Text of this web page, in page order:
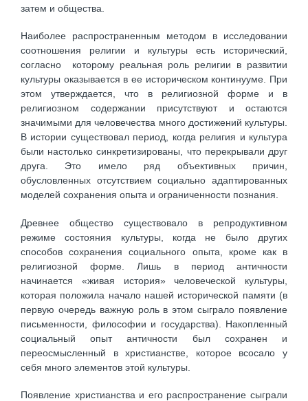
затем и общества.
Наиболее распространенным методом в исследовании
соотношения религии и культуры есть исторический,
согласно которому реальная роль религии в развитии
культуры оказывается в ее историческом континууме. При
этом утверждается, что в религиозной форме и в
религиозном содержании присутствуют и остаются
значимыми для человечества много достижений культуры.
В истории существовал период, когда религия и культура
были настолько синкретизированы, что перекрывали друг
друга. Это имело ряд объективных причин,
обусловленных отсутствием социально адаптированных
моделей сохранения опыта и ограниченности познания.
Древнее общество существовало в репродуктивном
режиме состояния культуры, когда не было других
способов сохранения социального опыта, кроме как в
религиозной форме. Лишь в период античности
начинается «живая история» человеческой культуры,
которая положила начало нашей исторической памяти (в
первую очередь важную роль в этом сыграло появление
письменности, философии и государства). Накопленный
социальный опыт античности был сохранен и
переосмысленный в христианстве, которое всосало у
себя много элементов этой культуры.
Появление христианства и его распространение сыграли